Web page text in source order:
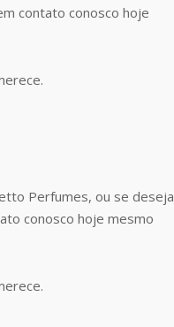
contato conosco hoje
Perfumes, ou se deseja
conosco hoje mesmo